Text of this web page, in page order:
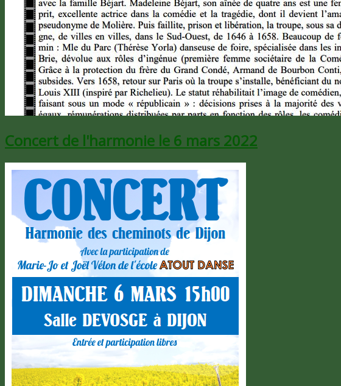
Concert de l'harmonie le 6 mars 2022